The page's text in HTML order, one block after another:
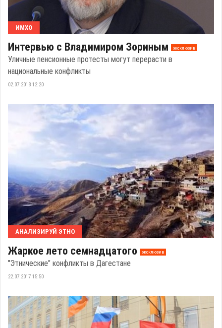
ИМХО
Интервью с Владимиром Зориным эксклюзив
Уличные пенсионные протесты могут перерасти в
национальные конфликты
02.07.2018 12:20
АНАЛИЗИРУЙ ЭТНО
Жаркое лето семнадцатого эксклюзив
"Этнические" конфликты в Дагестане
22.07.2017 15:50